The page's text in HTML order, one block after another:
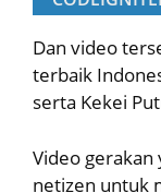
Dan video
terbaik
serta Kekei
Video gerakan
netizen untuk